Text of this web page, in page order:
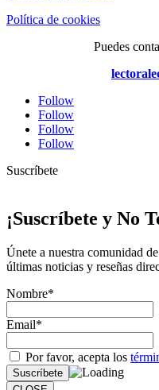
Política de cookies
Puedes
Follow
Follow
Follow
Follow
Suscríbete
¡Suscríbete y No
Únete a nuestra comunidad
últimas noticias y reseñas
Nombre*
Email*
Por favor, acepta los